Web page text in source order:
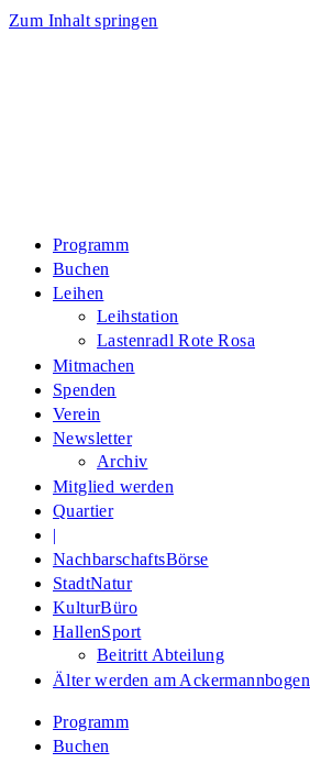
Zum Inhalt springen
Programm
Buchen
Leihen
Leihstation
Lastenradl Rote Rosa
Mitmachen
Spenden
Verein
Newsletter
Archiv
Mitglied werden
Quartier
|
NachbarschaftsBörse
StadtNatur
KulturBüro
HallenSport
Beitritt Abteilung
Älter werden am Ackermannbogen
Programm
Buchen